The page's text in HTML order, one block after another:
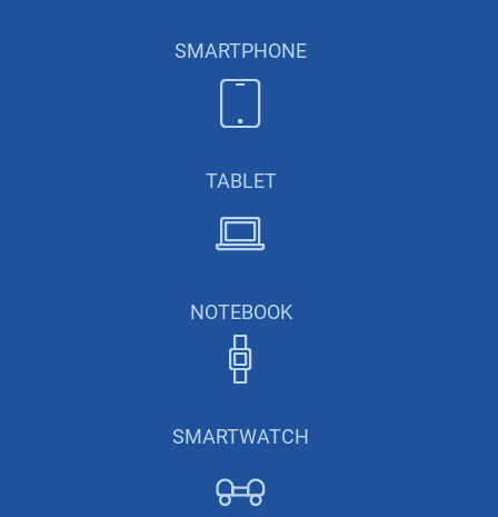
SMARTPHONE
TABLET
NOTEBOOK
SMARTWATCH